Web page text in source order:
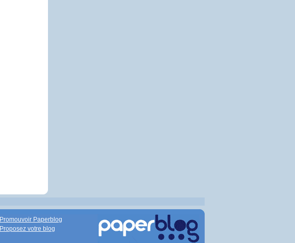
Promouvoir Paperblog
Proposez votre blog